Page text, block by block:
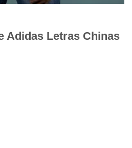
Adidas Letras Chinas